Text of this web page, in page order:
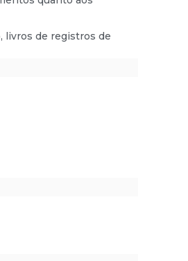
livros de registros de